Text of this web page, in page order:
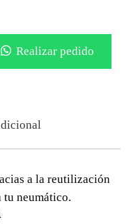
Realizar pedido
a la reutilización
tu neumático.